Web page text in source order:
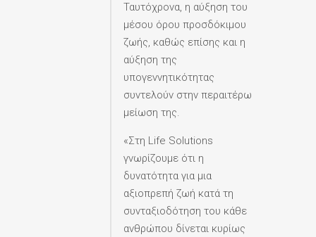
Ταυτόχρονα, η αύξηση του
μέσου όρου προσδόκιμου
ζωής, καθώς επίσης και η
αύξηση της
υπογεννητικότητας
συντελούν στην περαιτέρω
μείωση της.
«Στη Life Solutions
γνωρίζουμε ότι η
δυνατότητα για μια
αξιοπρεπή ζωή κατά τη
συνταξιοδότηση του κάθε
ανθρώπου δίνεται κυρίως